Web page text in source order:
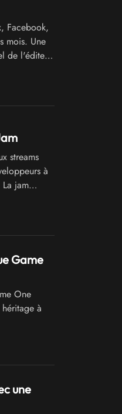
Facebook,
mois. Une
de l'éditeur.
streams
à
jam
Game
One
à
une